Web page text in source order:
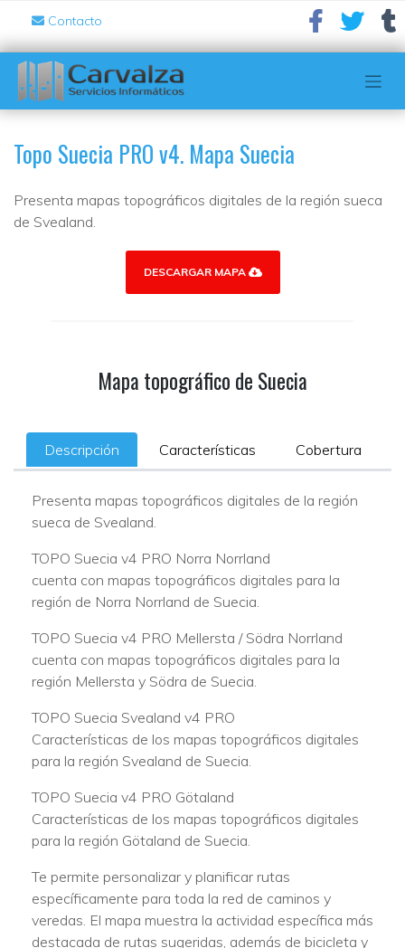
Contacto
Topo Suecia PRO v4. Mapa Suecia
Presenta mapas topográficos digitales de la región sueca
de Svealand.
DESCARGAR MAPA
Mapa topográfico de Suecia
Descripción Características Cobertura
Presenta mapas topográficos digitales de la región
sueca de Svealand.
TOPO Suecia v4 PRO Norra Norrland
cuenta con mapas topográficos digitales para la
región de Norra Norrland de Suecia.
TOPO Suecia v4 PRO Mellersta / Södra Norrland
cuenta con mapas topográficos digitales para la
región Mellersta y Södra de Suecia.
TOPO Suecia Svealand v4 PRO
Características de los mapas topográficos digitales
para la región Svealand de Suecia.
TOPO Suecia v4 PRO Götaland
Características de los mapas topográficos digitales
para la región Götaland de Suecia.
Te permite personalizar y planificar rutas
específicamente para toda la red de caminos y
veredas. El mapa muestra la actividad específica más
destacada de rutas sugeridas, además de bicicleta y